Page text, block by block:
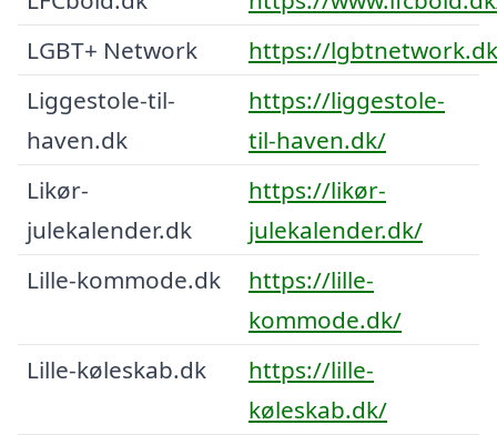
LGBT+ Network
https://lgbtnetwork.dk
Liggestole-til-
haven.dk
https://liggestole-
til-haven.dk/
Likør-
julekalender.dk
https://likør-
julekalender.dk/
Lille-kommode.dk
https://lille-
kommode.dk/
Lille-køleskab.dk
https://lille-
køleskab.dk/